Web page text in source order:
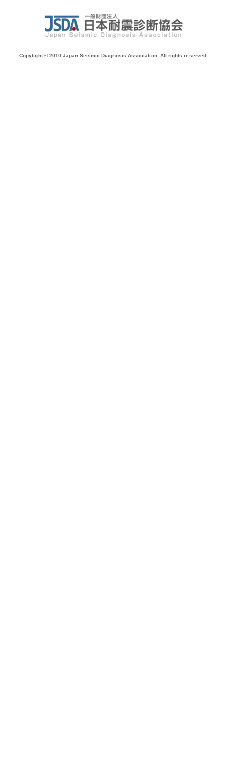
Copylight © 2010 Japan Seismic Diagnosis Association. All rights reserved.